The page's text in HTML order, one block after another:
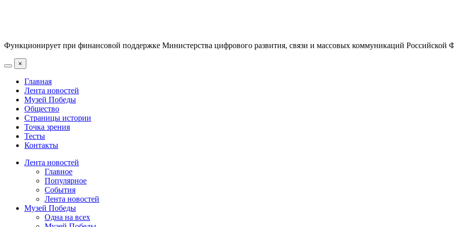
Функционирует при финансовой поддержке Министерства цифрового развития, связи и массовых коммуникаций Российской
×
Главная
Лента новостей
Музей Победы
Общество
Страницы истории
Точка зрения
Тесты
Контакты
Лента новостей
Главное
Популярное
События
Лента новостей
Музей Победы
Одна на всех